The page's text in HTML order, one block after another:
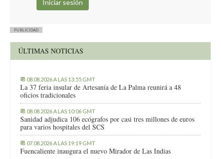
PUBLICIDAD
ÚLTIMAS NOTICIAS
08.08.2026 A LAS 13:55 GMT
La 37 feria insular de Artesanía de La Palma reunirá a 48
oficios tradicionales
08.08.2026 A LAS 10:06 GMT
Sanidad adjudica 106 ecógrafos por casi tres millones de euros
para varios hospitales del SCS
07.08.2026 A LAS 19:19 GMT
Fuencaliente inaugura el nuevo Mirador de Las Indias